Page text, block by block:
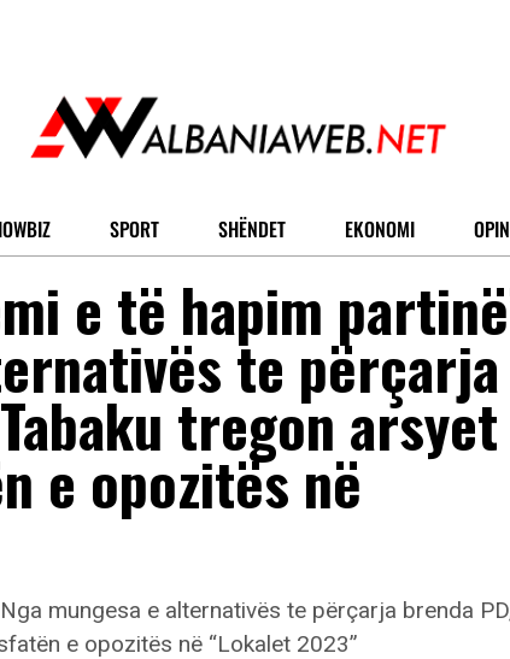
SPORT SHËNDET EKONOMI
e të hapim
te përçarja
tregon arsyet
e opozitës në